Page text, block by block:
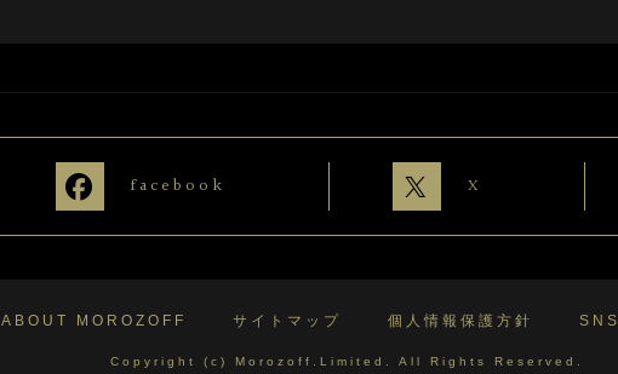
facebook X
ABOUT MOROZOFF サイトマップ 個人情報保護方針
Copyright (c) Morozoff.Limited. All Rights Reserved.